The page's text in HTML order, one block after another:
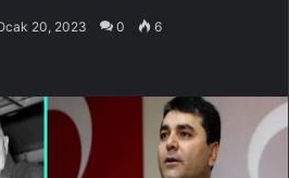
20, 2023 0 6